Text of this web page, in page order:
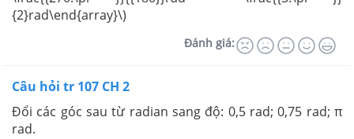
{2}rad\end{array}\)
Đánh giá:
Câu hỏi tr 107 CH 2
Đổi các góc sau từ radian sang độ: 0,5 rad; 0,75 rad; π
rad.